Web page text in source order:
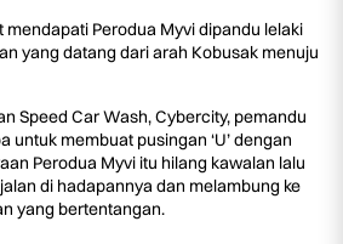
mendapati Perodua Myvi dipandu lelaki
yang datang dari arah Kobusak menuju
Speed Car Wash, Cybercity, pemandu
untuk membuat pusingan ‘U’ dengan
Perodua Myvi itu hilang kawalan lalu
di hadapannya dan melambung ke
yang bertentangan.